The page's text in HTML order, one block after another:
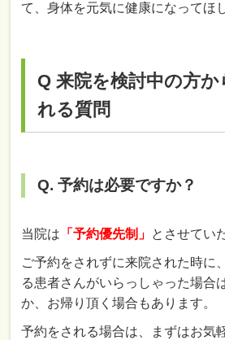
て、身体を元気に健康になってほ
Q 来院を検討中の方
れる質問
Q. 予約は必要ですか？
当院は 「予約優先制」 とさせてい
ご予約をされずに来院された時に
る患者さんがいらっしゃった場合
か、お帰り頂く場合もあります。
予約をされる場合は、まずはお気